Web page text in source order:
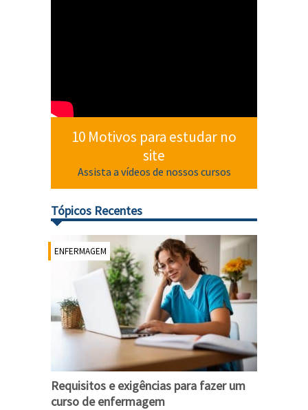
10 Motivos para estudar no
site
Assista a vídeos de nossos cursos
Tópicos Recentes
ENFERMAGEM
Requisitos e exigências para fazer um
curso de enfermagem